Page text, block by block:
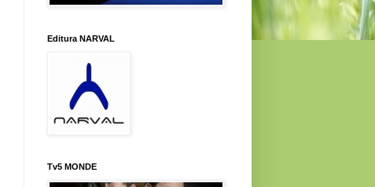
Editura NARVAL
Tv5 MONDE